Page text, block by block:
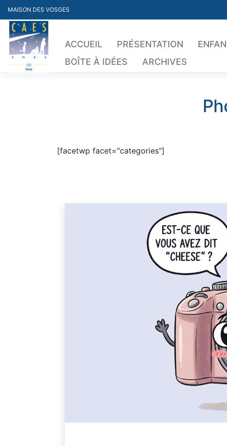
Skip
to
content
MAISON DES VOSGES
ACCUEIL PRÉSENTATION
BOÎTE À IDÉES
ARCHIVES
[facetwp facet="categories"]